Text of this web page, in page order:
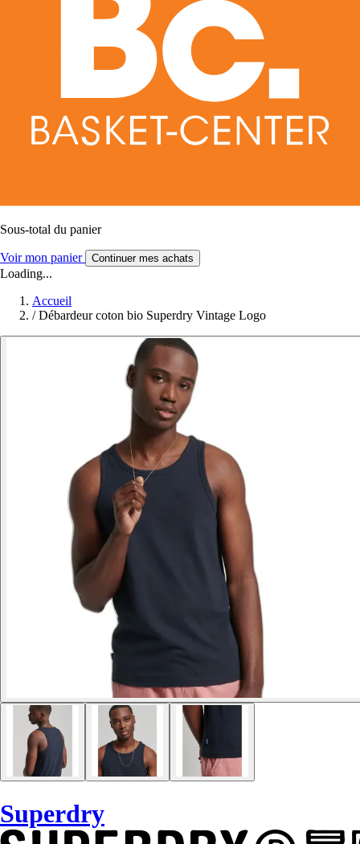
Sous-total du panier
Voir mon panier Continuer mes achats
Loading...
Accueil
/ Débardeur coton bio Superdry Vintage Logo
Superdry